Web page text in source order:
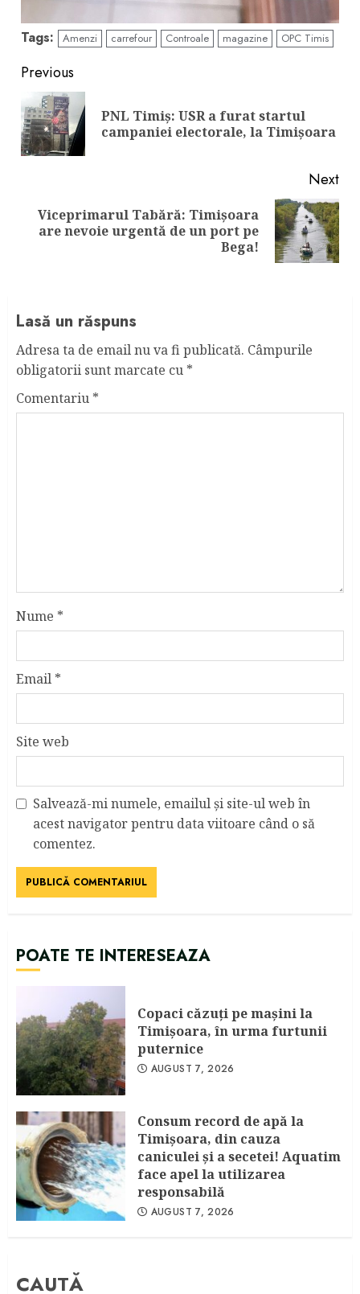
Tags: Amenzi carrefour Controale magazine OPC Timis
Continue
Reading
Previous
PNL Timiș: USR a furat startul
campaniei electorale, la Timișoara
Next
Next
Viceprimarul Tabără: Timișoara
are nevoie urgentă de un port pe
Bega!
Lasă un răspuns
Adresa ta de email nu va fi publicată. Câmpurile
obligatorii sunt marcate cu *
Comentariu *
Nume *
Email *
Site web
Salvează-mi numele, emailul și site-ul web în
acest navigator pentru data viitoare când o să
comentez.
POATE TE INTERESEAZA
Copaci căzuţi pe maşini la
Timişoara, în urma furtunii
puternice
AUGUST 7, 2026
Consum record de apă la
Timişoara, din cauza
caniculei şi a secetei! Aquatim
face apel la utilizarea
responsabilă
AUGUST 7, 2026
CAUTĂ